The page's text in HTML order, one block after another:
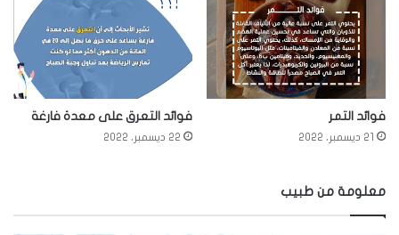
فوائد التمر
21 ديسمبر، 2022
فوائد التعرق على معدة فارغة
22 ديسمبر، 2022
معلومة من طبيب